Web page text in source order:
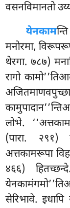
वसनविमानतो
येनकाम
मनोरमा,
थेरगा. ७८७)
रागो
लोभे.
(पारा. २९१)
अत्तकामरूपा
४६६)
सेरिभावे. इधापि